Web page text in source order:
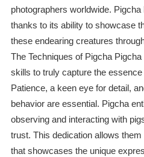
photographers worldwide.
thanks to its ability to showcase
these endearing creatures
The Techniques of Pigcha
skills to truly capture the
Patience, a keen eye for detail,
behavior are essential. Pigcha
observing and interacting with
trust. This dedication allows
that showcases the unique